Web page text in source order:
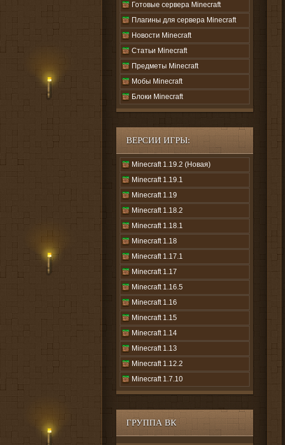
Готовые сервера Minecraft
Плагины для сервера Minecraft
Новости Minecraft
Статьи Minecraft
Предметы Minecraft
Мобы Minecraft
Блоки Minecraft
ВЕРСИИ ИГРЫ:
Minecraft 1.19.2 (Новая)
Minecraft 1.19.1
Minecraft 1.19
Minecraft 1.18.2
Minecraft 1.18.1
Minecraft 1.18
Minecraft 1.17.1
Minecraft 1.17
Minecraft 1.16.5
Minecraft 1.16
Minecraft 1.15
Minecraft 1.14
Minecraft 1.13
Minecraft 1.12.2
Minecraft 1.7.10
ГРУППА ВК